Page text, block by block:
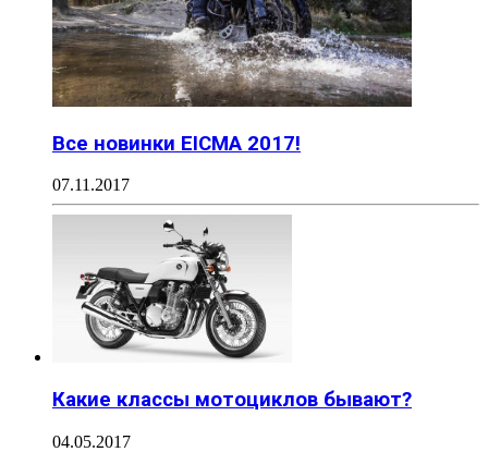
Все новинки EICMA 2017!
07.11.2017
Какие классы мотоциклов бывают?
04.05.2017